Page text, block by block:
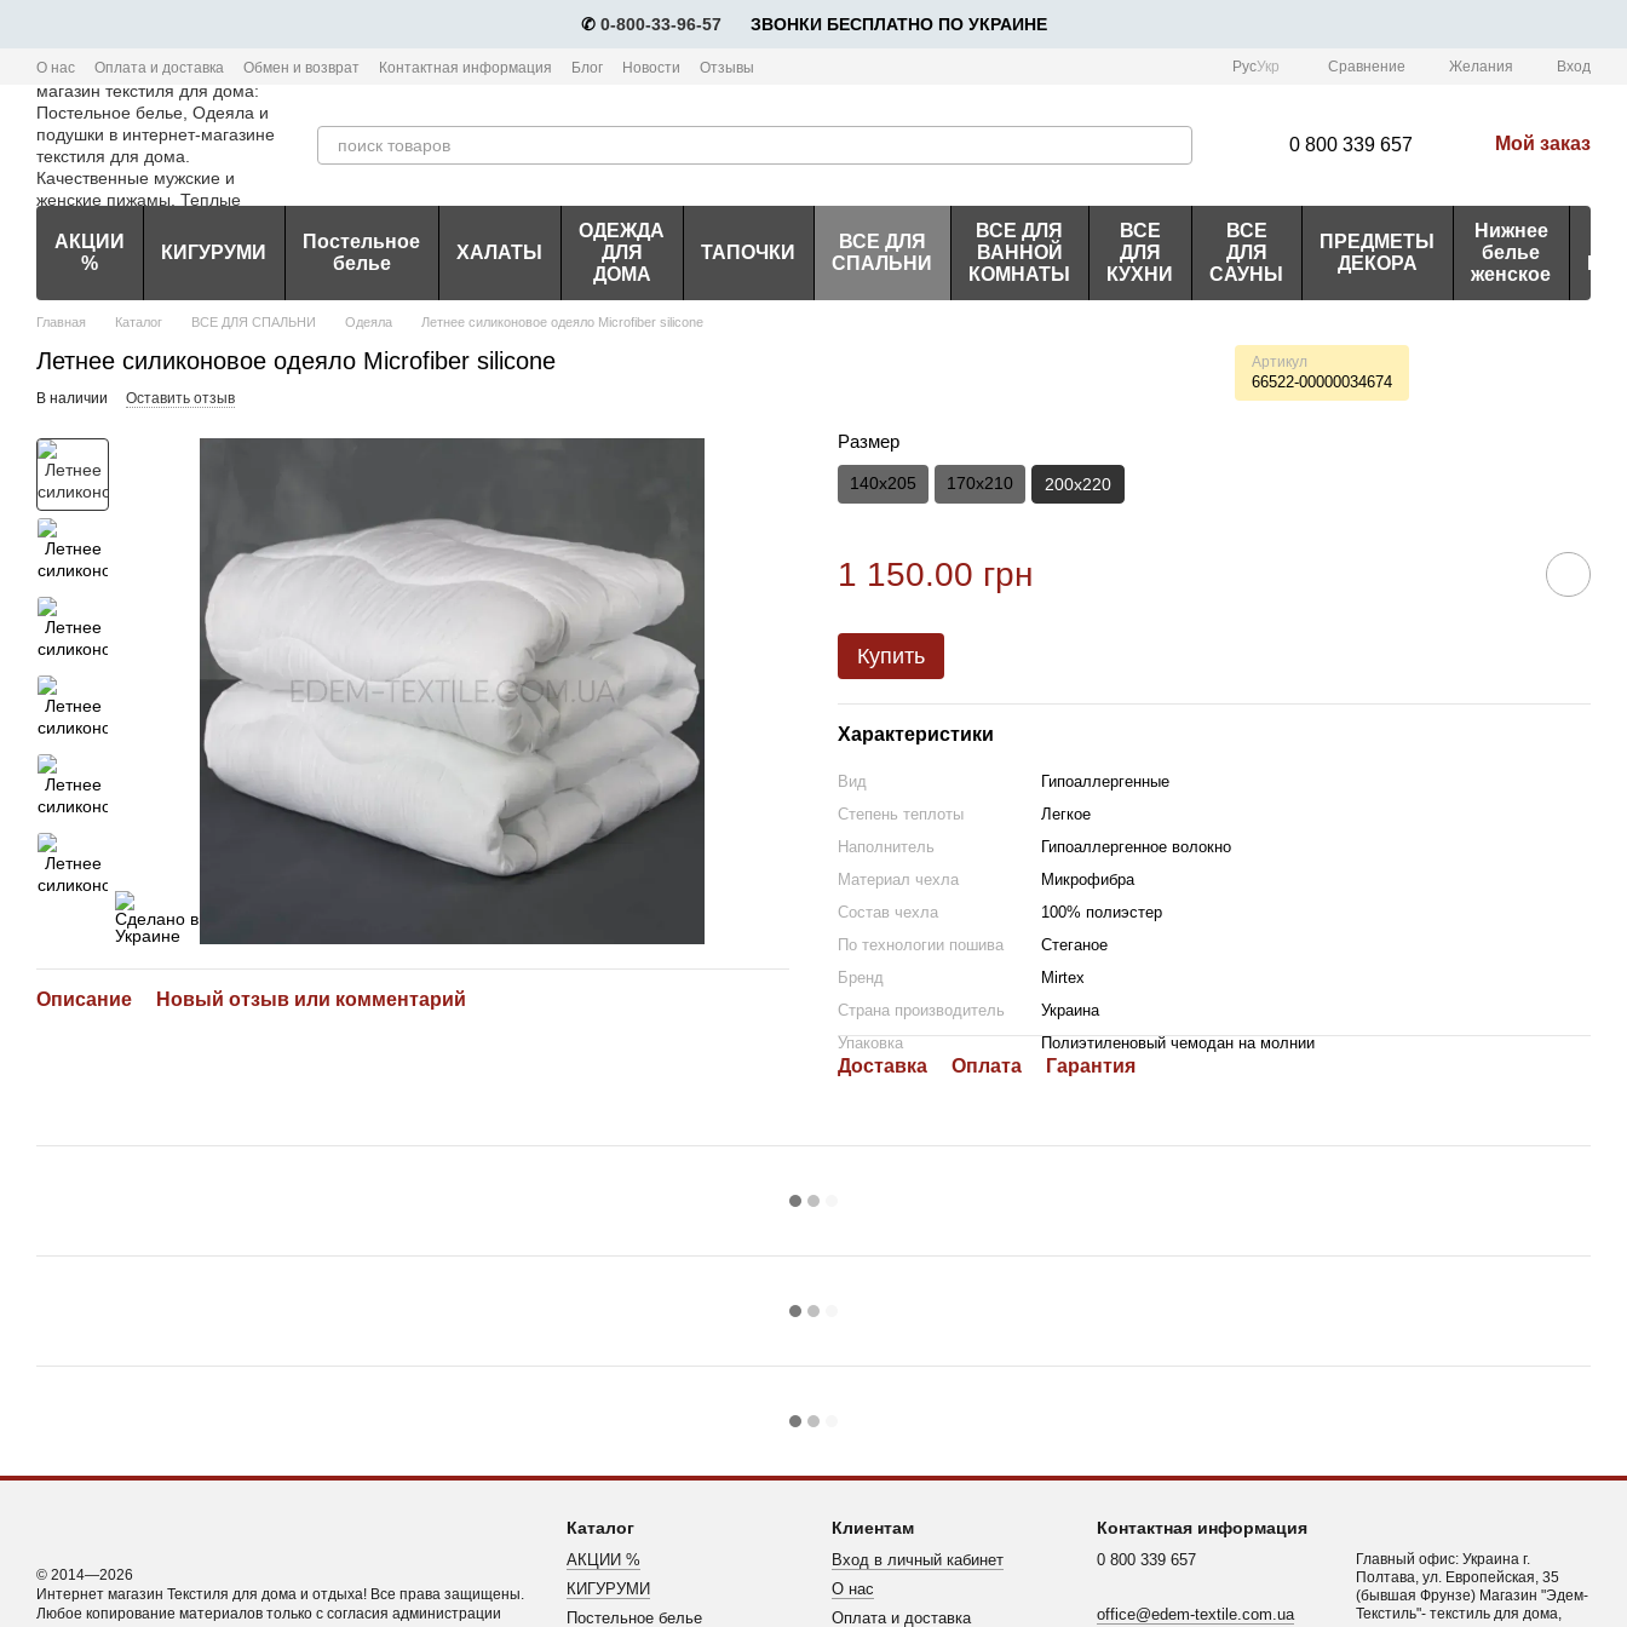
✆ 0-800-33-96-57⠀⠀ЗВОНКИ БЕСПЛАТНО ПО УКРАИНЕ
О нас Оплата и доставка Обмен и возврат Контактная информация Блог Новости
Отзывы
Политика конфиденциальности мобильного приложения Edem-Textile
РусУкр Сравнение Желания Вход
0 800 339 657 Мой заказ
АКЦИИ
%
КИГУРУМИ
Постельное
белье
ХАЛАТЫ
ОДЕЖДА
ДЛЯ
ДОМА
ТАПОЧКИ
ВСЕ ДЛЯ
СПАЛЬНИ
ВСЕ ДЛЯ
ВАННОЙ
КОМНАТЫ
ВСЕ
ДЛЯ
КУХНИ
ВСЕ
ДЛЯ
САУНЫ
ПРЕДМЕТЫ
ДЕКОРА
Нижнее
белье
женское
Главная Каталог ВСЕ ДЛЯ СПАЛЬНИ Одеяла Летнее силиконовое одеяло Microfiber silicone
Летнее силиконовое одеяло Microfiber silicone Артикул
66522-00000034674
В наличии Оставить отзыв
Описание Новый отзыв или комментарий
Размер
140х205 170х210 200х220
1 150.00 грн
Купить
Характеристики
Вид
Гипоаллергенные
Степень теплоты
Легкое
Наполнитель
Гипоаллергенное волокно
Материал чехла
Микрофибра
Состав чехла
100% полиэстер
По технологии пошива
Стеганое
Бренд
Mirtex
Страна производитель
Украина
Упаковка
Полиэтиленовый чемодан на молнии
Доставка Оплата Гарантия
© 2014—2026
Интернет магазин Текстиля для дома и отдыха! Все права защищены.
Любое копирование материалов только с согласия администрации
Каталог
АКЦИИ %
КИГУРУМИ
Постельное белье
Клиентам
Вход в личный кабинет
О нас
Оплата и доставка
Контактная информация
0 800 339 657
office@edem-textile.com.ua
Главный офис: Украина г.
Полтава, ул. Европейская, 35
(бывшая Фрунзе) Магазин "Эдем-
Текстиль"- текстиль для дома,